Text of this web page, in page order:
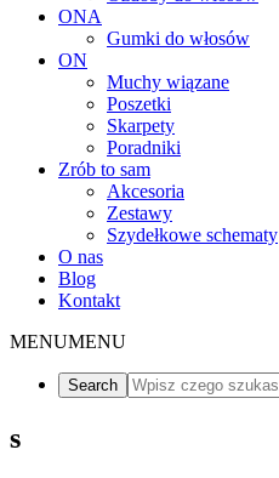
ONA
Gumki do włosów
ON
Muchy wiązane
Poszetki
Skarpety
Poradniki
Zrób to sam
Akcesoria
Zestawy
Szydełkowe schematy
O nas
Blog
Kontakt
MENUMENU
s